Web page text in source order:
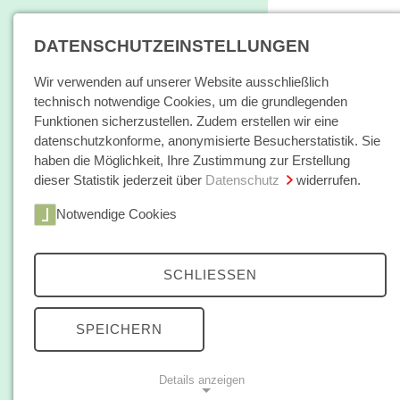
Home
Bücher / E-Books
Joachim
Frankfurt
(Stand:
DATENSCHUTZEINSTELLUNGEN
Wir verwenden auf unserer Website ausschließlich
technisch notwendige Cookies, um die grundlegenden
Funktionen sicherzustellen. Zudem erstellen wir eine
datenschutzkonforme, anonymisierte Besucherstatistik. Sie
haben die Möglichkeit, Ihre Zustimmung zur Erstellung
dieser Statistik jederzeit über Datenschutz widerrufen.
Notwendige Cookies
SCHLIESSEN
SPEICHERN
Details anzeigen